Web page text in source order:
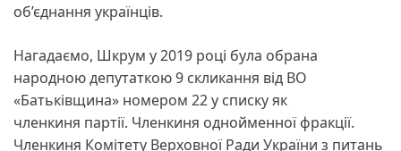
об’єднання українців.
Нагадаємо, Шкрум у 2019 році була обрана
народною депутаткою 9 скликання від ВО
«Батьківщина» номером 22 у списку як
членкиня партії. Членкиня однойменної фракції.
Членкиня Комітету Верховної Ради України з питань